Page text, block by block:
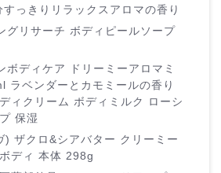
っきりリラックスアロマの香り
グリサーチ ボディピールソープ
ボディケア ドリーミーアロマミ
ラベンダーとカモミールの香り
ィクリーム ボディミルク ローシ
保湿
) ザクロ&シアバター クリーミー
ディ 本体 298g